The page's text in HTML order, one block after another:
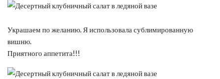
Украшаем по желанию. Я использовала сублимированную
вишню.
Приятного аппетита!!!